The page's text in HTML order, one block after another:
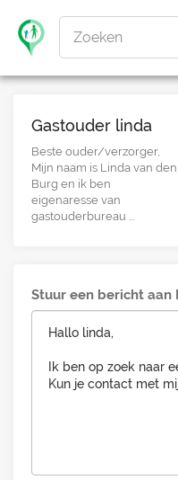
Zoeken
Gastouder linda
Beste ouder/verzorger,
Mijn naam is Linda van den
Burg en ik ben
eigenaresse van
gastouderbureau ...
Stuur een bericht aan